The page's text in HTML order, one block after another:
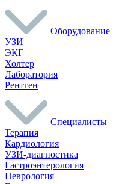
Оборудование
УЗИ
ЭКГ
Холтер
Лаборатория
Рентген
Специалисты
Терапия
Кардиология
УЗИ-диагностика
Гастроэнтерология
Неврология